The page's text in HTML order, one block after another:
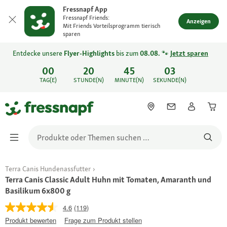
Fressnapf App
Fressnapf Friends:
Mit Friends Vorteilsprogramm tierisch
sparen
Anzeigen
00
TAG(E)
20
STUNDE(N)
45
MINUTE(N)
03
SEKUNDE(N)
Entdecke unsere Flyer-Highlights bis zum08.08. 🐾 Jetzt sparen
Terra Canis Hundenassfutter
Terra Canis Classic Adult Huhn mit Tomaten, Amaranth und
Basilikum 6x800 g
4.6 (119)
Produkt bewerten
Frage zum Produkt stellen